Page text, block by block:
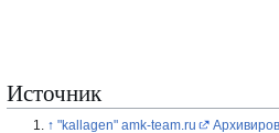
Источник
↑ "kallagen" amk-team.ru